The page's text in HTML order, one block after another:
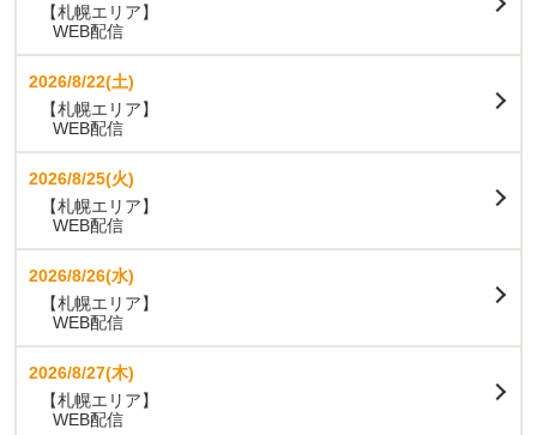
【札幌エリア】
WEB配信
2026/8/22(土)
【札幌エリア】
WEB配信
2026/8/25(火)
【札幌エリア】
WEB配信
2026/8/26(水)
【札幌エリア】
WEB配信
2026/8/27(木)
【札幌エリア】
WEB配信